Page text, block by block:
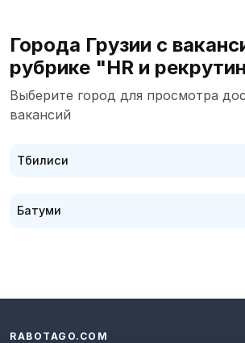
Города Грузии с
рубрике "HR и
Выберите город для просмотра
вакансий
Тбилиси
Батуми
RABOTAGO.COM